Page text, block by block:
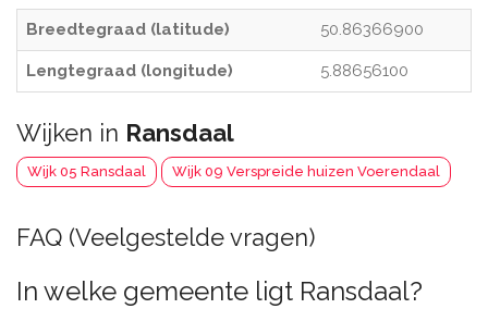
Breedtegraad (latitude) 50.86366900
Lengtegraad (longitude) 5.88656100
Wijken in Ransdaal
Wijk 05 Ransdaal Wijk 09 Verspreide huizen Voerendaal
FAQ (Veelgestelde vragen)
In welke gemeente ligt Ransdaal?